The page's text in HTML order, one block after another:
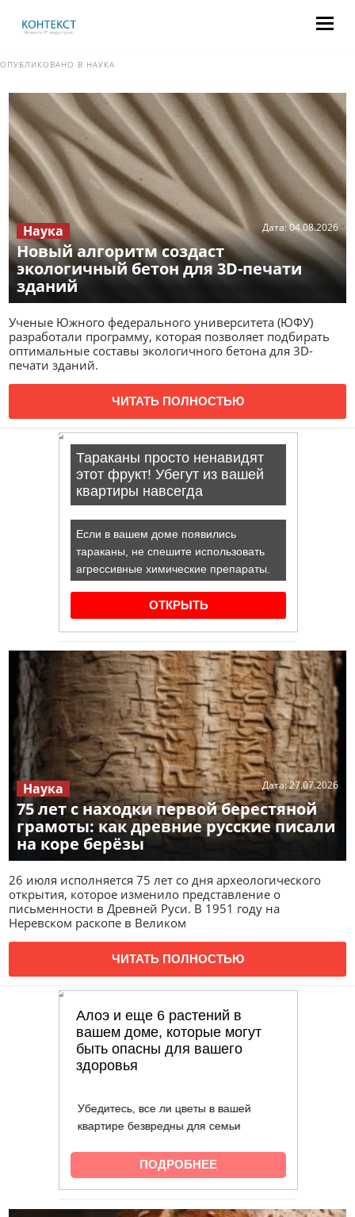
ОПУБЛИКОВАНО В НАУКА
Новый алгоритм создаст
экологичный бетон для 3D-печати
зданий
Дата:04.08.2026
Наука
Ученые Южного федерального университета (ЮФУ)
разработали программу, которая позволяет подбирать
оптимальные составы экологичного бетона для 3D-
печати зданий.
ЧИТАТЬ ПОЛНОСТЬЮ
75 лет с находки первой берестяной
грамоты: как древние русские писали
на коре берёзы
Дата:27.07.2026
Наука
26 июля исполняется 75 лет со дня археологического
открытия, которое изменило представление о
письменности в Древней Руси. В 1951 году на
Неревском раскопе в Великом
ЧИТАТЬ ПОЛНОСТЬЮ